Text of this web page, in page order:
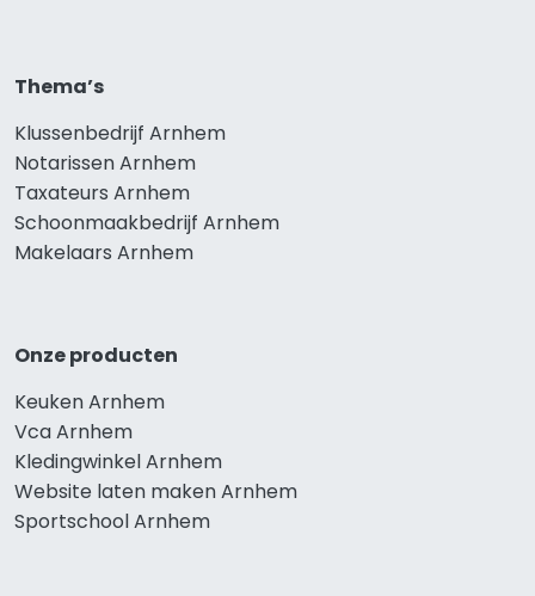
Thema’s
Klussenbedrijf Arnhem
Notarissen Arnhem
Taxateurs Arnhem
Schoonmaakbedrijf Arnhem
Makelaars Arnhem
Onze producten
Keuken Arnhem
Vca Arnhem
Kledingwinkel Arnhem
Website laten maken Arnhem
Sportschool Arnhem